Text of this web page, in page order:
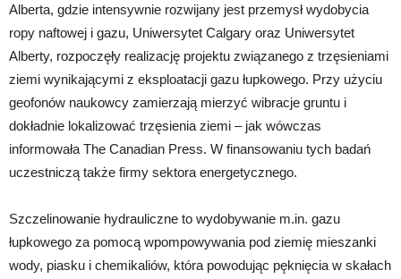
Alberta, gdzie intensywnie rozwijany jest przemysł wydobycia
ropy naftowej i gazu, Uniwersytet Calgary oraz Uniwersytet
Alberty, rozpoczęły realizację projektu związanego z trzęsieniami
ziemi wynikającymi z eksploatacji gazu łupkowego. Przy użyciu
geofonów naukowcy zamierzają mierzyć wibracje gruntu i
dokładnie lokalizować trzęsienia ziemi – jak wówczas
informowała The Canadian Press. W finansowaniu tych badań
uczestniczą także firmy sektora energetycznego.
Szczelinowanie hydrauliczne to wydobywanie m.in. gazu
łupkowego za pomocą wpompowywania pod ziemię mieszanki
wody, piasku i chemikaliów, która powodując pęknięcia w skałach